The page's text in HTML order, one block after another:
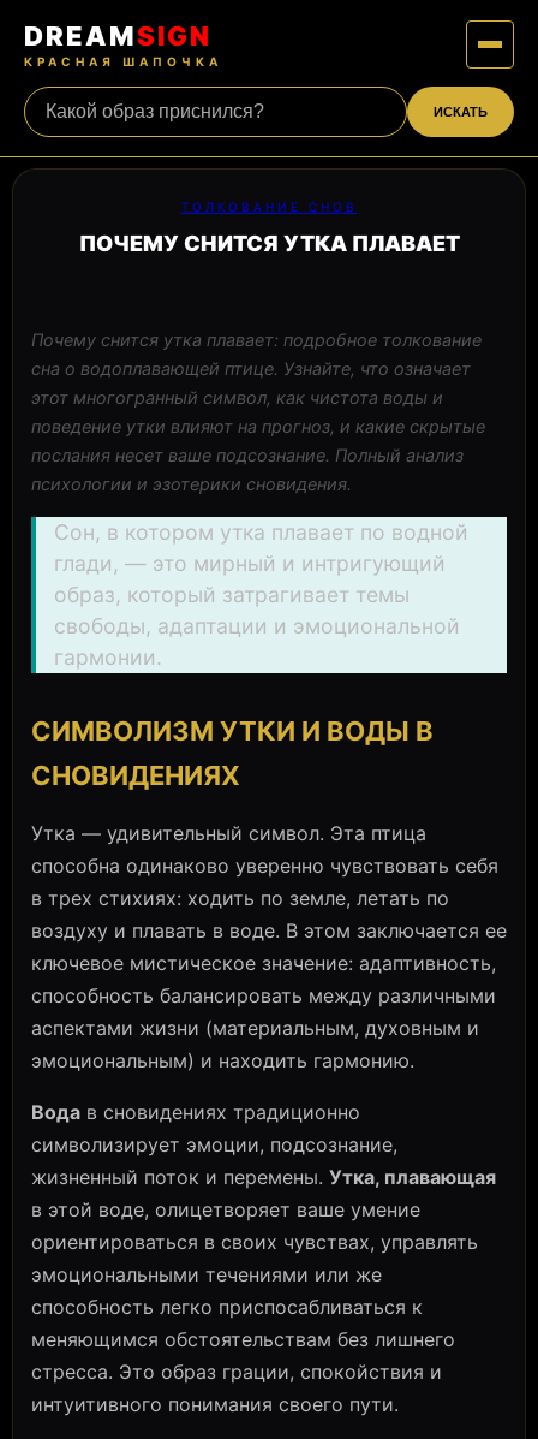
DREAMSIGN
КРАСНАЯ ШАПОЧКА
ИСКАТЬ
ТОЛКОВАНИЕ СНОВ
ПОЧЕМУ СНИТСЯ УТКА ПЛАВАЕТ
Почему снится утка плавает: подробное толкование
сна о водоплавающей птице. Узнайте, что означает
этот многогранный символ, как чистота воды и
поведение утки влияют на прогноз, и какие скрытые
послания несет ваше подсознание. Полный анализ
психологии и эзотерики сновидения.
Сон, в котором утка плавает по водной
глади, — это мирный и интригующий
образ, который затрагивает темы
свободы, адаптации и эмоциональной
гармонии.
СИМВОЛИЗМ УТКИ И ВОДЫ В
СНОВИДЕНИЯХ
Утка — удивительный символ. Эта птица
способна одинаково уверенно чувствовать себя
в трех стихиях: ходить по земле, летать по
воздуху и плавать в воде. В этом заключается ее
ключевое мистическое значение: адаптивность,
способность балансировать между различными
аспектами жизни (материальным, духовным и
эмоциональным) и находить гармонию.
Вода в сновидениях традиционно
символизирует эмоции, подсознание,
жизненный поток и перемены. Утка, плавающая
в этой воде, олицетворяет ваше умение
ориентироваться в своих чувствах, управлять
эмоциональными течениями или же
способность легко приспосабливаться к
меняющимся обстоятельствам без лишнего
стресса. Это образ грации, спокойствия и
интуитивного понимания своего пути.